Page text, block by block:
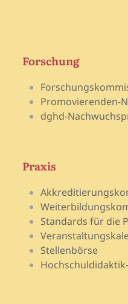
Forschung
Promovierenden-
dghd-
Praxis
Standards für die
Stellenbörse